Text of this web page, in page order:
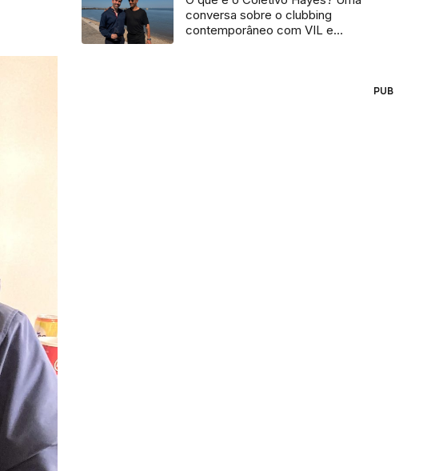
conversa sobre o clubbing
contemporâneo com VIL e
PUB